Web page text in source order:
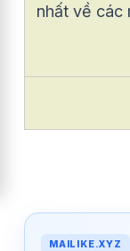
nhất về các
MAILIKE.XYZ